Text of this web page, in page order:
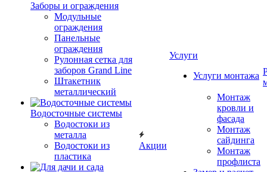
Заборы и ограждения
Модульные
ограждения
Панельные
ограждения
Рулонная сетка для
заборов Grand Line
Штакетник
металлический
Водосточные системы
Водостоки из
металла
Водостоки из
пластика
Акции
Услуги
Услуги монтажа
Монтаж
кровли и
фасада
Монтаж
сайдинга
Монтаж
профлиста